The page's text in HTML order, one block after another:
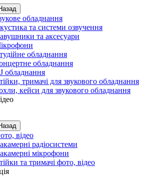
обладнання
та системи озвучення
та аксесуари
обладнання
обладнання
обладнання
тримачі для звукового обладнання
кейси для звукового обладнання
відео
радіосистеми
мікрофони
та тримачі фото, відео